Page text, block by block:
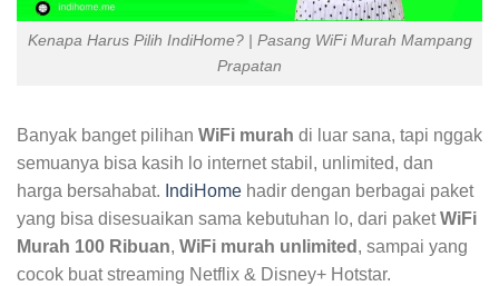
Kenapa Harus Pilih IndiHome? | Pasang WiFi Murah Mampang
Prapatan
Banyak banget pilihan WiFi murah di luar sana, tapi nggak
semuanya bisa kasih lo internet stabil, unlimited, dan
harga bersahabat. IndiHome hadir dengan berbagai paket
yang bisa disesuaikan sama kebutuhan lo, dari paketWiFi
Murah 100 Ribuan, WiFi murah unlimited , sampai yang
cocok buat streaming Netflix & Disney+ Hotstar.